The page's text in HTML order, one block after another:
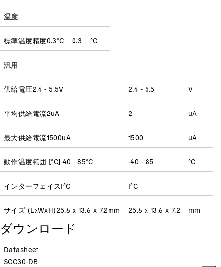
温度
標準温度精度0.3°C 0.3 °C
汎用
供給電圧2.4 - 5.5V 2.4 - 5.5 V
平均供給電流2uA 2 uA
最大供給電流1500uA 1500 uA
動作温度範囲 [°C]-40 - 85°C -40 - 85 °C
インターフェイスI²C I²C
サイズ (LxWxH)25.6 x 13.6 x 7.2mm 25.6 x 13.6 x 7.2 mm
ダウンロード
Datasheet
SCC30-DB